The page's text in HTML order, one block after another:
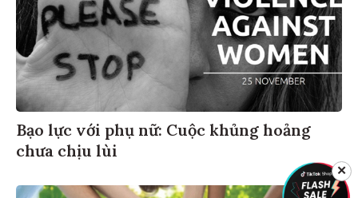
Bạo lực với phụ nữ: Cuộc khủng hoảng
chưa chịu lùi
✕